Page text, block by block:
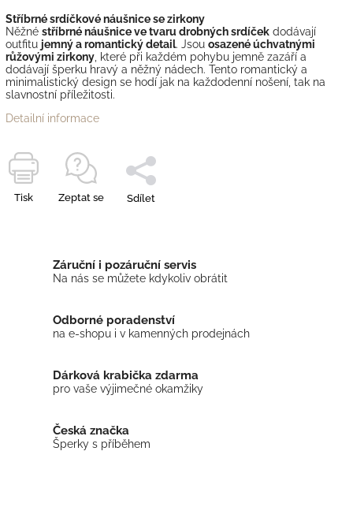
Stříbrné srdíčkové náušnice se zirkony
Něžné stříbrné náušnice ve tvaru drobných srdíček dodávají
outfitu jemný a romantický detail. Jsou osazené úchvatnými
růžovými zirkony , které při každém pohybu jemně zazáří a
dodávají šperku hravý a něžný nádech. Tento romantický a
minimalistický design se hodí jak na každodenní nošení, tak na
slavnostní příležitosti.
Detailní informace
Tisk Zeptat se Sdílet
Záruční i pozáruční servis
Na nás se můžete kdykoliv obrátit
Odborné poradenství
na e-shopu i v kamenných prodejnách
Dárková krabička zdarma
pro vaše výjimečné okamžiky
Česká značka
Šperky s příběhem